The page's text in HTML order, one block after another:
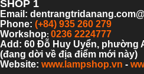
SHOP 1
Email:
Phone: (+84) 935 260 279
Workshop: 0236 2224777
Add: 60 Đỗ Huy Uyển, phường
(đang dời về địa điểm mới này)
Website: www.lampshop.vn -